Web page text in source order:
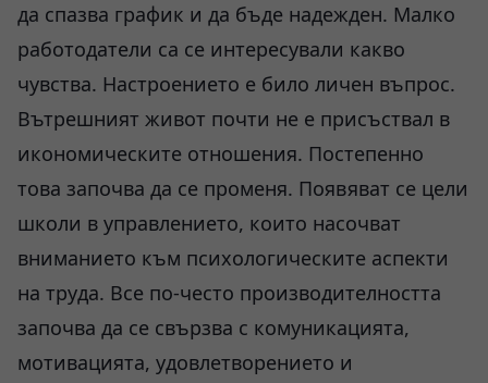
да спазва график и да бъде надежден. Малко
работодатели са се интересували какво
чувства. Настроението е било личен въпрос.
Вътрешният живот почти не е присъствал в
икономическите отношения. Постепенно
това започва да се променя. Появяват се цели
школи в управлението, които насочват
вниманието към психологическите аспекти
на труда. Все по-често производителността
започва да се свързва с комуникацията,
мотивацията, удовлетворението и